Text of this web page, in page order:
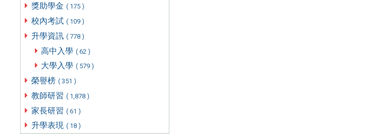
獎助學金 ( 175 )
校內考試 ( 109 )
升學資訊 ( 778 )
高中入學 ( 62 )
大學入學 ( 579 )
榮譽榜 ( 351 )
教師研習 ( 1,878 )
家長研習 ( 61 )
升學表現 ( 18 )